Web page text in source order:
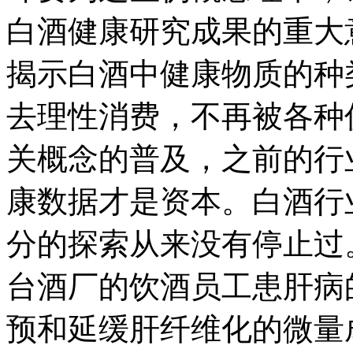
白酒健康研究成果的重
揭示白酒中健康物质的
去理性消费，不再被各
关概念的普及，之前的
康数据才是资本。白酒
分的探索从来没有停止
台酒厂的饮酒员工患肝
预和延缓肝纤维化的微